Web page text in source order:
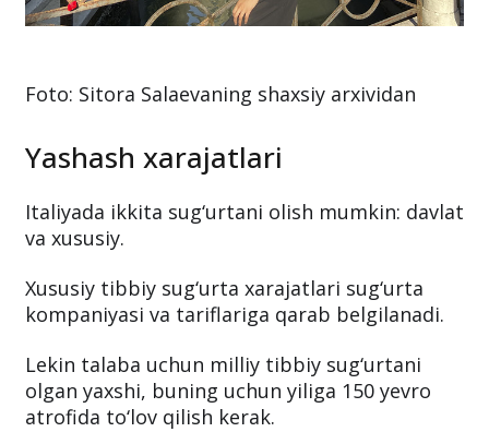
Foto: Sitora Salaevaning shaxsiy arxividan
Yashash xarajatlari
Italiyada ikkita sug‘urtani olish mumkin: davlat
va xususiy.
Xususiy tibbiy sug‘urta xarajatlari sug‘urta
kompaniyasi va tariflariga qarab belgilanadi.
Lekin talaba uchun milliy tibbiy sug‘urtani
olgan yaxshi, buning uchun yiliga 150 yevro
atrofida to‘lov qilish kerak.